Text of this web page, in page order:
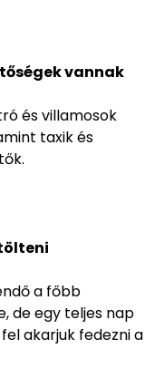
vannak
és villamosok
taxik és
a főbb
de egy teljes nap
akarjuk fedezni a